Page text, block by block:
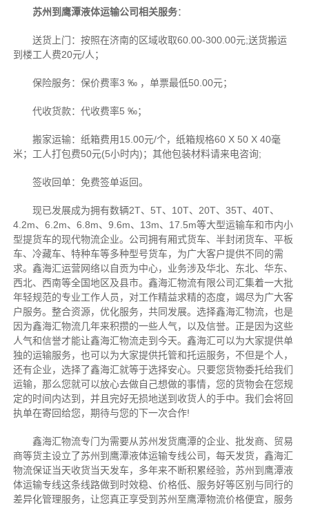
苏州到鹰潭液体运输公司相关服务：
送货上门：按照在济南的区域收取60.00-300.00元;送货搬运
到楼工人费20元/人；
保险服务：保价费率3 ‰ ，单票最低50.00元；
代收货款：代收费率5 ‰；
搬家运输：纸箱费用15.00元/个，纸箱规格60 X 50 X 40毫
米；工人打包费50元(5小时内)；其他包装材料请来电咨询;
签收回单：免费签单返回。
现已发展成为拥有数辆2T、5T、10T、20T、35T、40T、
4.2m、6.2m、6.8m、9.6m、13m、17.5m等大型运输车和市内小
型提货车的现代物流企业。公司拥有厢式货车、半封闭货车、平板
车、冷藏车、特种车等多种型号货车，为广大客户提供不同的需
求。鑫海汇运营网络以自贡为中心，业务涉及华北、东北、华东、
西北、西南等全国地区及县市。鑫海汇物流有限公司汇集着一大批
年轻规范的专业工作人员，对工作精益求精的态度，竭尽为广大客
户服务。整合资源，优化服务，共同发展。选择鑫海汇物流，也是
因为鑫海汇物流几年来积攒的一些人气，以及信誉。正是因为这些
人气和信誉才能让鑫海汇物流走到今天。鑫海汇可以为大家提供单
独的运输服务，也可以为大家提供托管和托运服务，不但是个人，
还有企业，选择了鑫海汇就等于选择安心。只要您货物委托给我们
运输，那么您就可以放心去做自己想做的事情，您的货物会在您规
定的时间内达到，并且完好无损地送到收货人的手中。我们会将回
执单在寄回给您，期待与您的下一次合作!
鑫海汇物流专门为需要从苏州发货鹰潭的企业、批发商、贸易
商等货主设立了苏州到鹰潭液体运输专线公司，每天发货，鑫海汇
物流保证当天收货当天发车，多年来不断积累经验，苏州到鹰潭液
体运输专线这条线路做到时效稳、价格低、服务好等区别与同行的
差异化管理服务，让您真正享受到苏州至鹰潭物流价格便宜，服务